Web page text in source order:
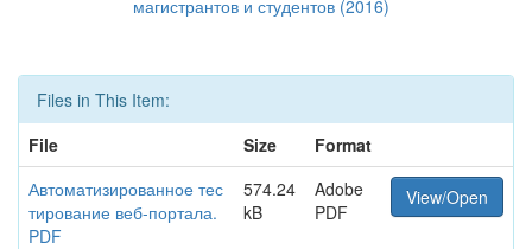
магистрантов и студентов (2016)
Files in This Item:
File
Size
Format
Автоматизированное тес
тирование веб-портала.
PDF
574.24
kB
Adobe
PDF
View/Open